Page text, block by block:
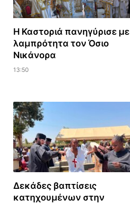
Η Καστοριά πανηγύρισε με
λαμπρότητα τον Όσιο
Νικάνορα
13:50
Δεκάδες βαπτίσεις
κατηχουμένων στην